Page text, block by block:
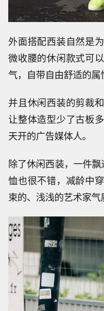
外面搭配西装自然是
微收腰的休闲款式可
气，自带自由舒适的属
并且休闲西装的剪裁
让整体造型少了古板
天开的广告媒体人。
除了休闲西装，一件
恤也很不错，减龄中
束的、浅浅的艺术家气